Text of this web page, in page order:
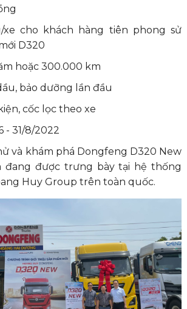
cho khách hàng tiên phong sử
D320
hoặc 300.000 km
bảo dưỡng lần đầu
cốc lọc theo xe
- 31/8/2022
và khám phá Dongfeng D320 New
đang được trưng bày tại hệ thống
Huy Group trên toàn quốc.